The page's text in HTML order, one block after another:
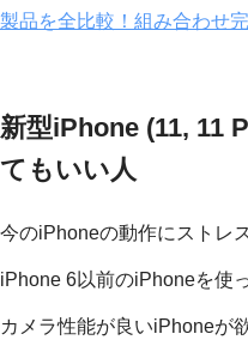
製品を全比較！組み合わせ
新型iPhone (11, 11
てもいい人
今のiPhoneの動作にストレ
iPhone 6以前のiPhoneを使
カメラ性能が良いiPhoneが